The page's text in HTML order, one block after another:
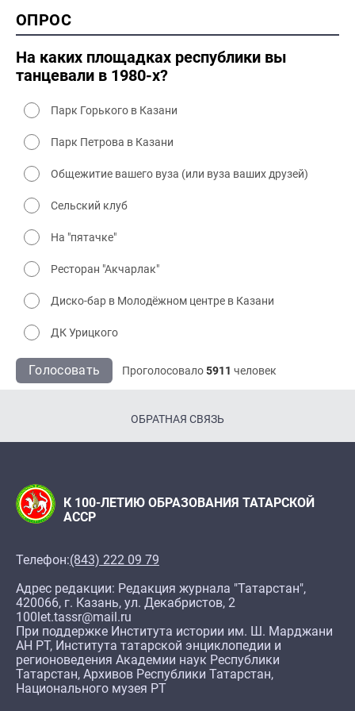
2000 промышленность
2000 культура
ОПРОС
На каких площадках республики вы
танцевали в 1980-х?
Парк Горького в Казани
Парк Петрова в Казани
Общежитие вашего вуза (или вуза ваших друзей)
Сельский клуб
На "пятачке"
Ресторан "Акчарлак"
Диско-бар в Молодёжном центре в Казани
ДК Урицкого
Голосовать Проголосовало5911 человек
ОБРАТНАЯ СВЯЗЬ
К 100-ЛЕТИЮ ОБРАЗОВАНИЯ ТАТАРСКОЙ
АССР
Телефон:(843) 222 09 79
Адрес редакции: Редакция журнала "Татарстан",
420066, г. Казань, ул. Декабристов, 2
100let.tassr@mail.ru
При поддержке Института истории им. Ш. Марджани
АН РТ, Института татарской энциклопедии и
регионоведения Академии наук Республики
Татарстан, Архивов Республики Татарстан,
Национального музея РТ